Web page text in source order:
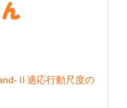
Ⅱ適応行動尺度の